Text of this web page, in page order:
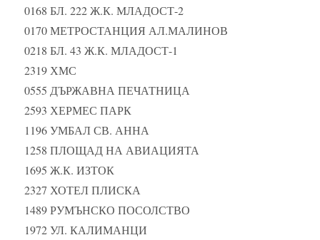
0168 БЛ. 222 Ж.К. МЛАДОСТ-2
0170 МЕТРОСТАНЦИЯ АЛ.МАЛИНОВ
0218 БЛ. 43 Ж.К. МЛАДОСТ-1
2319 ХМС
0555 ДЪРЖАВНА ПЕЧАТНИЦА
2593 ХЕРМЕС ПАРК
1196 УМБАЛ СВ. АННА
1258 ПЛОЩАД НА АВИАЦИЯТА
1695 Ж.К. ИЗТОК
2327 ХОТЕЛ ПЛИСКА
1489 РУМЪНСКО ПОСОЛСТВО
1972 УЛ. КАЛИМАНЦИ